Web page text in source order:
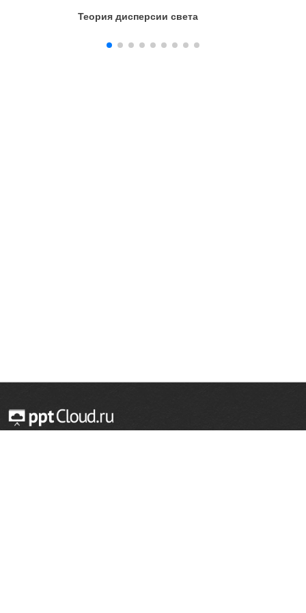
Теория дисперсии света